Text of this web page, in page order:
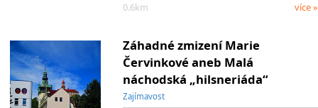
0.6km
více »
Záhadné zmizení Marie
Červinkové aneb Malá
náchodská „hilsneriáda“
Zajímavost